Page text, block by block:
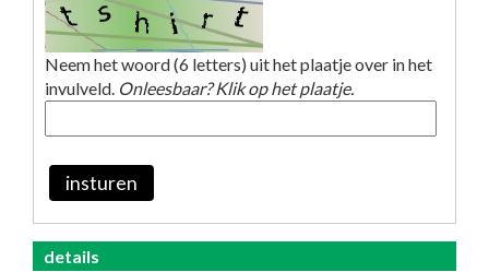
Neem het woord (6 letters) uit het plaatje over in het
invulveld. Onleesbaar? Klik op het plaatje.
insturen
details